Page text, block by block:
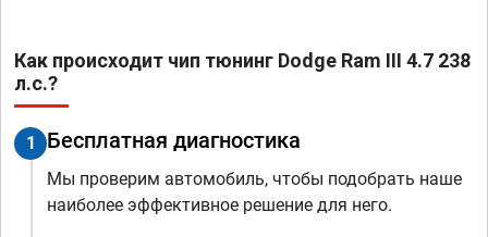
Как происходит чип тюнинг Dodge Ram III 4.7 238
л.с.?
1 Бесплатная диагностика
Мы проверим автомобиль, чтобы подобрать наше
наиболее эффективное решение для него.